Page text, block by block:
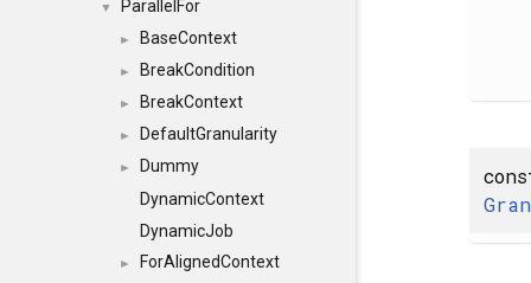
▼ ParallelFor
► BaseContext
► BreakCondition
► BreakContext
► DefaultGranularity
►
Dummy
DynamicContext
DynamicJob
► ForAlignedContext